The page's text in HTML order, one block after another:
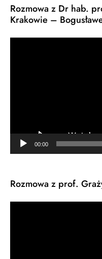
Rozmowa z Dr hab.
Krakowie –
00:00
Rozmowa z prof.